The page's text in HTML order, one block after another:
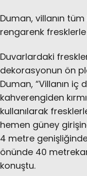
Duman, villanın
rengarenk fresklerle
Duvarlardaki
dekorasyonun ön
Duman, “Villanın iç
kahverengiden
kullanılarak
hemen güney
4 metre
önünde 40
konuştu.